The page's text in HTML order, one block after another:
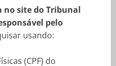
no site do Tribunal
pelo
usando:
(CPF) do